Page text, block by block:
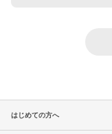
はじめての方へ